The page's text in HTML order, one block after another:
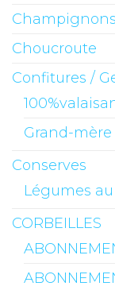
Champignons
Choucroute
Confitures /
Grand-mère
Conserves
Légumes
CORBEILLES